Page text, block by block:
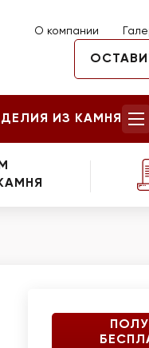
О компании
ИЗ КАМНЯ